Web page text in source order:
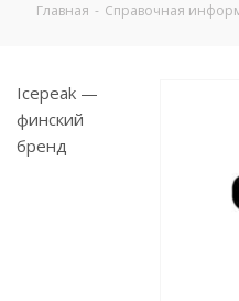
Главная - Справочная
Icepeak —
финский
бренд